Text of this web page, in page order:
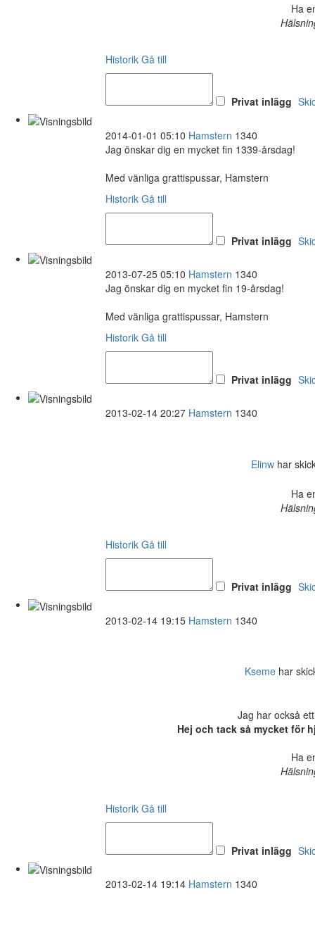
Ha
Historik Gå till
Privat inlägg
2014-01-01 05:10 Hamstern 1340
Jag önskar dig en mycket fin 1339-årsdag!
Med vänliga grattispussar, Hamstern
Historik Gå till
Privat inlägg
2013-07-25 05:10 Hamstern 1340
Jag önskar dig en mycket fin 19-årsdag!
Med vänliga grattispussar, Hamstern
Historik Gå till
Privat inlägg
2013-02-14 20:27 Hamstern 1340
Elinwhar
Ha
Historik Gå till
Privat inlägg
2013-02-14 19:15 Hamstern 1340
Kseme har
Jag har också
Hej och tack så mycket för
Ha
Historik Gå till
Privat inlägg
2013-02-14 19:14 Hamstern 1340